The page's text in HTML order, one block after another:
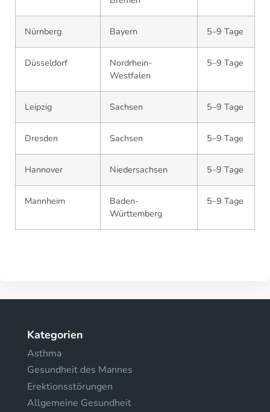
Nürnberg Bayern 5–9 Tage
Düsseldorf
Nordrhein-
Westfalen
5–9 Tage
Leipzig Sachsen 5–9 Tage
Dresden Sachsen 5–9 Tage
Hannover Niedersachsen 5–9 Tage
Mannheim
Baden-
Württemberg
5–9 Tage
Kategorien
Asthma
Gesundheit des Mannes
Erektionsstörungen
Allgemeine Gesundheit